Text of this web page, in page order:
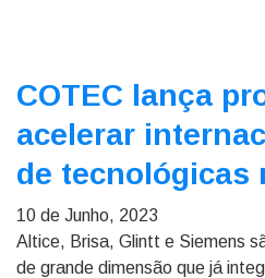
COTEC lança
acelerar
de tecnológicas
10 de Junho, 2023
Altice, Brisa, Glintt e Siemens
de grande dimensão que já